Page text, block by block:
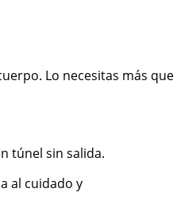
Lo necesitas más que
túnel sin salida.
al cuidado y